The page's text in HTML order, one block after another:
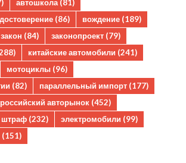
автошкола (81)
(86) вождение (189)
закон (84) законопроект (79)
китайские автомобили (241)
мотоциклы (96)
(82) параллельный импорт (177)
российский авторынок (452)
штраф (232) электромобили (99)
(151)